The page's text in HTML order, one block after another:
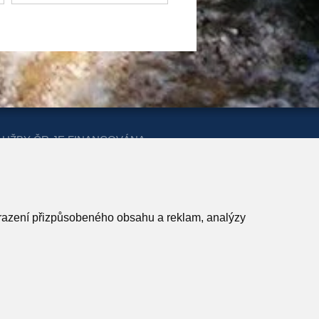
přizpůsobeného obsahu a reklam, analýzy
ČR JE FINANCOVÁNA